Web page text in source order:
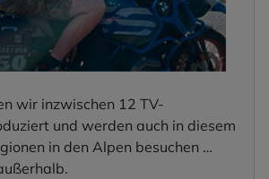
wir inzwischen 12 TV-
und werden auch in diesem
in den Alpen besuchen …